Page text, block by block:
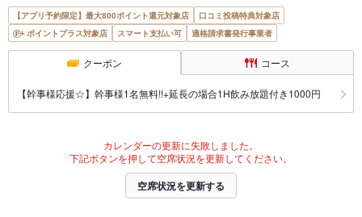
【アプリ予約限定】最大800ポイント還元対象店
口コミ投稿特典対象店
ポイントプラス対象店
スマート支払い可 適格請求書発行事業者
クーポン コース
【幹事様応援☆】幹事様1名無料!!+延長の場合1H飲み放題付き1000円
カレンダーの更新に失敗しました。
下記ボタンを押して空席状況を更新してください。
空席状況を更新する